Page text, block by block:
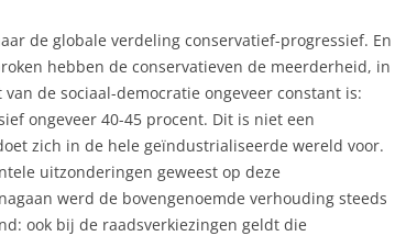
de globale verdeling conservatief-progressief. En
hebben de conservatieven de meerderheid, in
de sociaal-democratie ongeveer constant is:
ongeveer 40-45 procent. Dit is niet een
zich in de hele geïndustrialiseerde wereld voor.
uitzonderingen geweest op deze
werd de bovengenoemde verhouding steeds
ook bij de raadsverkiezingen geldt die